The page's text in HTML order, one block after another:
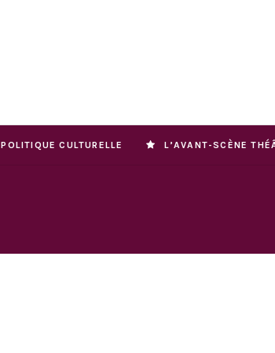
POLITIQUE CULTURELLE L’AVANT-SCÈNE